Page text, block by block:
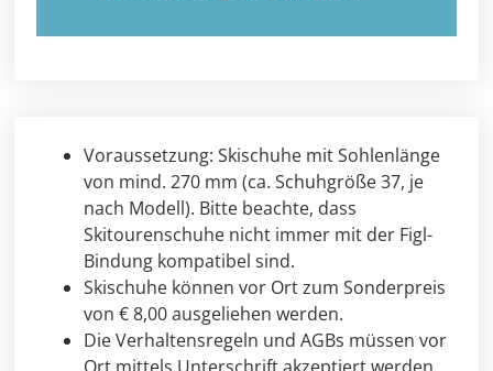
Voraussetzung: Skischuhe mit Sohlenlänge
von mind. 270 mm (ca. Schuhgröße 37, je
nach Modell). Bitte beachte, dass
Skitourenschuhe nicht immer mit der Figl-
Bindung kompatibel sind.
Skischuhe können vor Ort zum Sonderpreis
von € 8,00 ausgeliehen werden.
Die Verhaltensregeln und AGBs müssen vor